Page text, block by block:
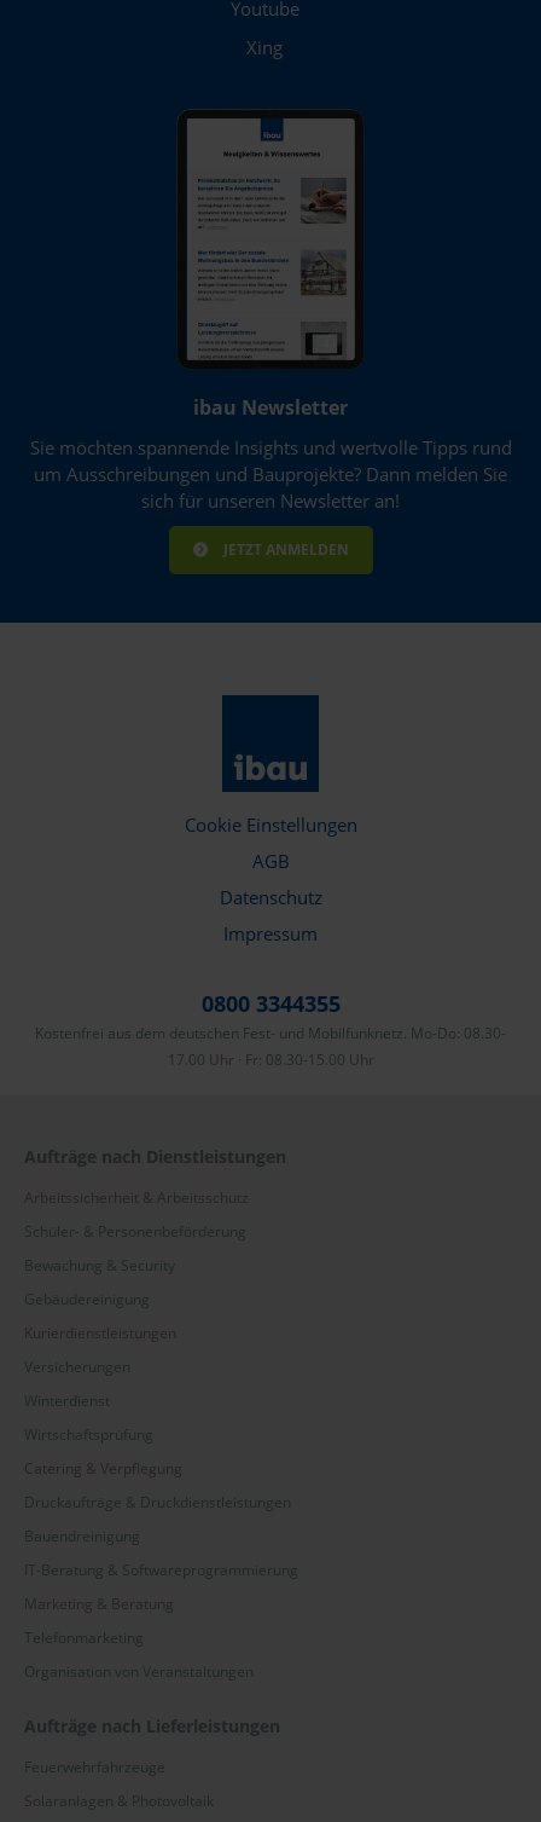
Worms
Mecklenburg-Vorpommern
Rheinland-Pfalz
Sachsen
Schleswig-Holstein
Thüringen
Region
Altenkirchen
Ammerland
Emsland
Hochsauerlandkreis
Youtube
Xing
ibau Newsletter
Sie möchten spannende Insights und wertvolle Tipps rund
um Ausschreibungen und Bauprojekte? Dann melden Sie
sich für unseren Newsletter an!
JETZT ANMELDEN
Cookie Einstellungen
AGB
Datenschutz
Impressum
0800 3344355
Kostenfrei aus dem deutschen Fest- und Mobilfunknetz. Mo-Do: 08.30-
17.00 Uhr · Fr: 08.30-15.00 Uhr
Aufträge nach Dienstleistungen
Arbeitssicherheit & Arbeitsschutz
Schüler- & Personenbeförderung
Bewachung & Security
Gebäudereinigung
Kurierdienstleistungen
Versicherungen
Winterdienst
Wirtschaftsprüfung
Catering & Verpflegung
Druckaufträge & Druckdienstleistungen
Bauendreinigung
IT-Beratung & Softwareprogrammierung
Marketing & Beratung
Telefonmarketing
Organisation von Veranstaltungen
Aufträge nach Lieferleistungen
Feuerwehrfahrzeuge
Solaranlagen & Photovoltaik